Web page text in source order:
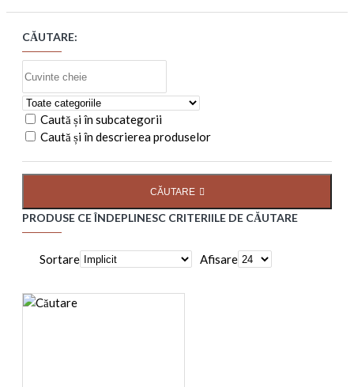
CĂUTARE:
Caută și în subcategorii
Caută și în descrierea produselor
CĂUTARE
PRODUSE CE ÎNDEPLINESC CRITERIILE DE CĂUTARE
Sortare Afisare